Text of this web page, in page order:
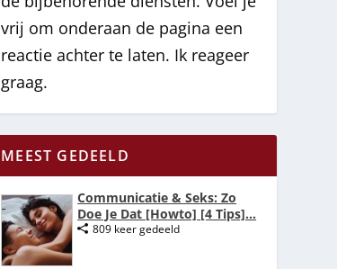
vrij om onderaan de pagina een
reactie achter te laten. Ik reageer
graag.
MEEST GEDEELD
Communicatie & Seks: Zo
Doe Je Dat [Howto] [4 Tips]...
809 keer gedeeld